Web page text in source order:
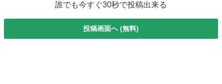
誰でも今すぐ30秒で投稿出来る
投稿画面へ (無料)